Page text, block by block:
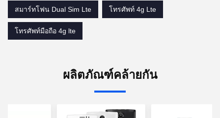
No more eye strain during long sessions. Highly
recommend taking the time to set it up
properly!""The Pico 4's visual clarity is fantastic
once you dial in the IPD correctly. The manual
during long sessions. Highly r
สมาร์ทโฟน Dual Sim Lte โทรศัพท์ 4g Lte
โทรศัพท์มือถือ 4g lte
ผลิตภัณฑ์คล้ายกัน